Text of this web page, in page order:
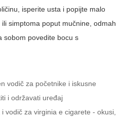
isperite usta i popijte malo
simptoma poput mučnine, odmah
sobom povedite bocu s
vodič za početnike i iskusne
i održavati uređaj
i vodič za virginia e cigarete - okusi,